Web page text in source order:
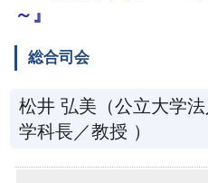
～』
総合司会
松井 弘美（公立大学
学科長／教授 ）